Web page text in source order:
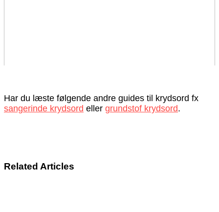
Har du læste følgende andre guides til krydsord fx
sangerinde krydsord eller grundstof krydsord.
Related Articles